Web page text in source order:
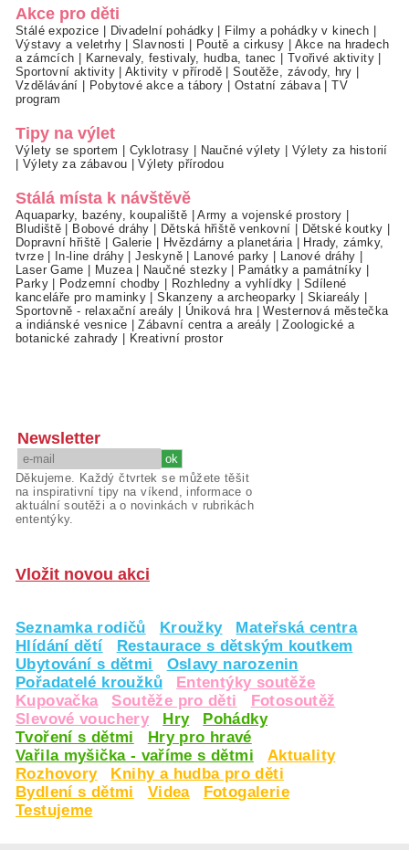
Akce pro děti
Stálé expozice Divadelní pohádky Filmy a pohádky v kinech
Výstavy a veletrhy|Slavnosti Poutě a cirkusy
Akce na hradech
a zámcích
Karnevaly, festivaly, hudba, tanec Tvořivé aktivity
Sportovní aktivity|Aktivity v přírodě |Soutěže, závody, hry
Vzdělávání
Pobytové akce a tábory Ostatní zábava|TV
program
Tipy na výlet
Výlety se sportem Cyklotrasy Naučné výlety
Výlety za historií
Výlety za zábavou |Výlety přírodou
Stálá místa k návštěvě
Aquaparky, bazény, koupaliště |Army a vojenské prostory
Bludiště
Bobové dráhy Dětská hřiště venkovní Dětské koutky
Dopravní hřiště
Galerie Hvězdárny a planetária|
Hrady, zámky,
tvrze| In-line dráhy |Jeskyně| Lanové parky Lanové dráhy
Laser Game
Muzea| Naučné stezky Památky a památníky
Parky| Podzemní chodby Rozhledny a vyhlídky
Sdílené
kanceláře pro maminky |Skanzeny a archeoparky Skiareály
Sportovně - relaxační areály
Úniková hra|Westernová městečka
a indiánské vesnice |Zábavní centra a areály |Zoologické a
botanické zahrady
Kreativní prostor
Newsletter
Děkujeme. Každý čtvrtek se můžete těšit
na inspirativní tipy na víkend, informace o
aktuální soutěži a o novinkách v rubrikách
ententýky.
Vložit novou akci
Seznamka rodičů Kroužky
Mateřská centra
Hlídání dětí
Restaurace s dětským koutkem
Ubytování s dětmi
Oslavy narozenin
Pořadatelé kroužků
Ententýky soutěže
Kupovačka
Soutěže pro děti
Fotosoutěž
Slevové vouchery
Hry
Pohádky
Tvoření s dětmi
Hry pro hravé
Vařila myšička - vaříme s dětmi
Aktuality
Rozhovory
Knihy a hudba pro děti
Bydlení s dětmi
Videa
Fotogalerie
Testujeme